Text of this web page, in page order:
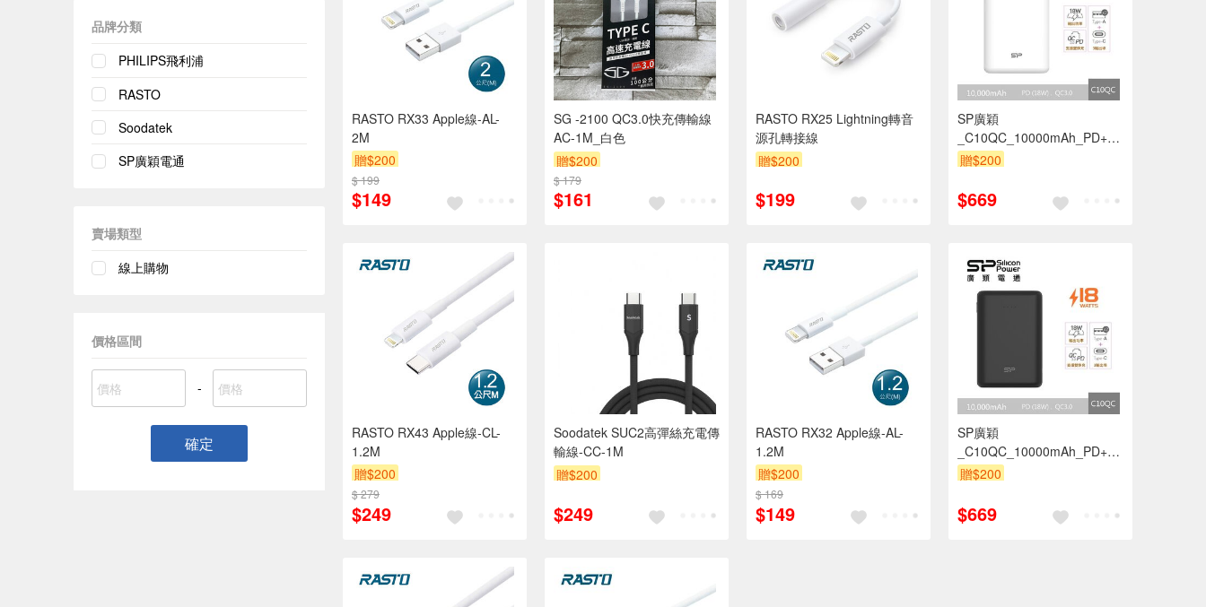
品牌分類
PHILIPS飛利浦
RASTO
Soodatek
SP廣穎電通
賣場類型
線上購物
價格區間
-
確定
RASTO RX33 Apple線-AL-
2M
贈$200
$ 199
$149
SG -2100 QC3.0快充傳輸線
AC-1M_白色
贈$200
$ 179
$161
RASTO RX25 Lightning轉音
源孔轉接線
贈$200
$199
SP廣穎
_C10QC_10000mAh_PD+QC
行動電源(白色)
贈$200
$669
RASTO RX43 Apple線-CL-
1.2M
贈$200
$ 279
$249
Soodatek SUC2高彈絲充電傳
輸線-CC-1M
贈$200
$249
RASTO RX32 Apple線-AL-
1.2M
贈$200
$ 169
$149
SP廣穎
_C10QC_10000mAh_PD+QC
行動電源(黑色)
贈$200
$669